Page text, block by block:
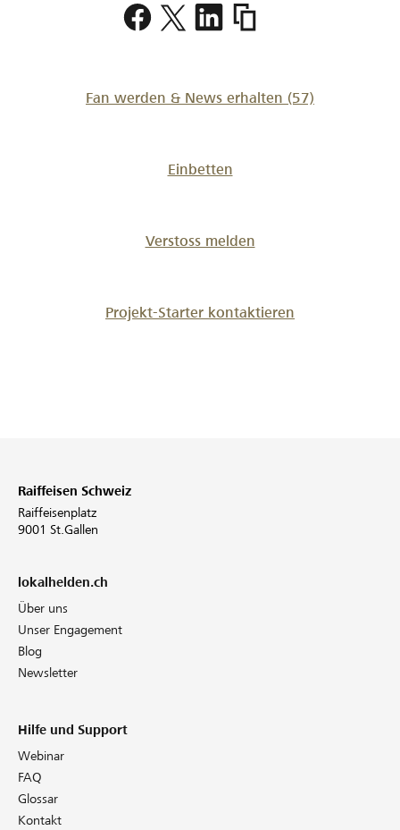
https://
bienenhaus
Fan werden & News erhalten (57)
Einbetten
Verstoss melden
Projekt-Starter kontaktieren
Raiffeisen Schweiz
Raiffeisenplatz
9001 St.Gallen
lokalhelden.ch
Über uns
Unser Engagement
Blog
Newsletter
Hilfe und Support
Webinar
FAQ
Glossar
Kontakt